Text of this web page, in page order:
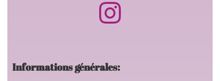
Informations générales: